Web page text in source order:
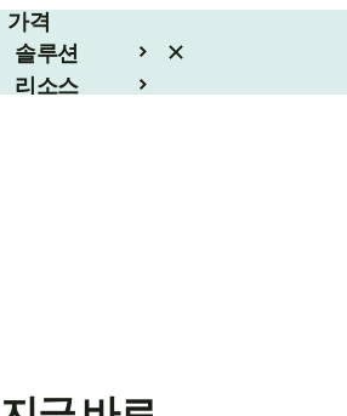
가격
솔루션
리소스